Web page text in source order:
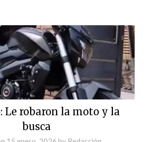
Le robaron la moto y la
busca